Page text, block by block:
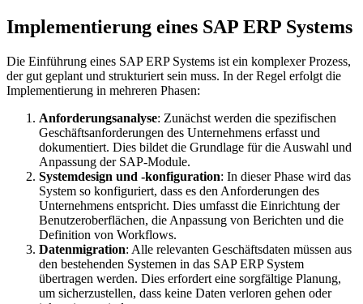
Implementierung eines SAP ERP Systems
Die Einführung eines SAP ERP Systems ist ein komplexer Prozess,
der gut geplant und strukturiert sein muss. In der Regel erfolgt die
Implementierung in mehreren Phasen:
Anforderungsanalyse: Zunächst werden die spezifischen
Geschäftsanforderungen des Unternehmens erfasst und
dokumentiert. Dies bildet die Grundlage für die Auswahl und
Anpassung der SAP-Module.
Systemdesign und -konfiguration: In dieser Phase wird das
System so konfiguriert, dass es den Anforderungen des
Unternehmens entspricht. Dies umfasst die Einrichtung der
Benutzeroberflächen, die Anpassung von Berichten und die
Definition von Workflows.
Datenmigration: Alle relevanten Geschäftsdaten müssen aus
den bestehenden Systemen in das SAP ERP System
übertragen werden. Dies erfordert eine sorgfältige Planung,
um sicherzustellen, dass keine Daten verloren gehen oder